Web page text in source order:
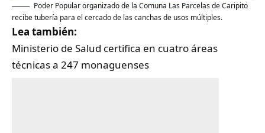
Poder Popular organizado de la Comuna Las Parcelas de Caripito
recibe tubería para el cercado de las canchas de usos múltiples.
Lea también:
Ministerio de Salud certifica en cuatro áreas
técnicas a 247 monaguenses